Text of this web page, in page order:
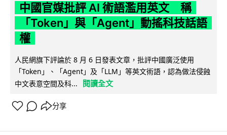
中國官媒批評 AI 術語濫用英文 稱
「Token」與「Agent」動搖科技話語
權
人民網旗下評論於 8 月 6 日發表文章，批評中國廣泛使用
「Token」、「Agent」及「LLM」等英文術語，認為做法侵蝕
中文表意空間及科...
閱讀全文
分享